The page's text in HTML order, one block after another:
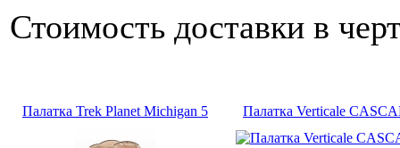
Стоимость доставки в
Палатка Trek Planet Michigan 5 Палатка Verticale